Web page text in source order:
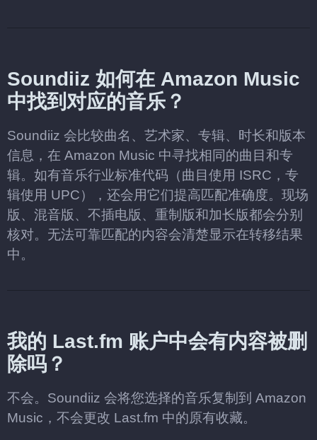
Soundiiz 如何在 Amazon Music
中找到对应的音乐？
Soundiiz 会比较曲名、艺术家、专辑、时长和版本
信息，在 Amazon Music 中寻找相同的曲目和专
辑。如有音乐行业标准代码（曲目使用 ISRC，专
辑使用 UPC），还会用它们提高匹配准确度。现场
版、混音版、不插电版、重制版和加长版都会分别
核对。无法可靠匹配的内容会清楚显示在转移结果
中。
我的 Last.fm 账户中会有内容被删
除吗？
不会。Soundiiz 会将您选择的音乐复制到 Amazon
Music，不会更改 Last.fm 中的原有收藏。